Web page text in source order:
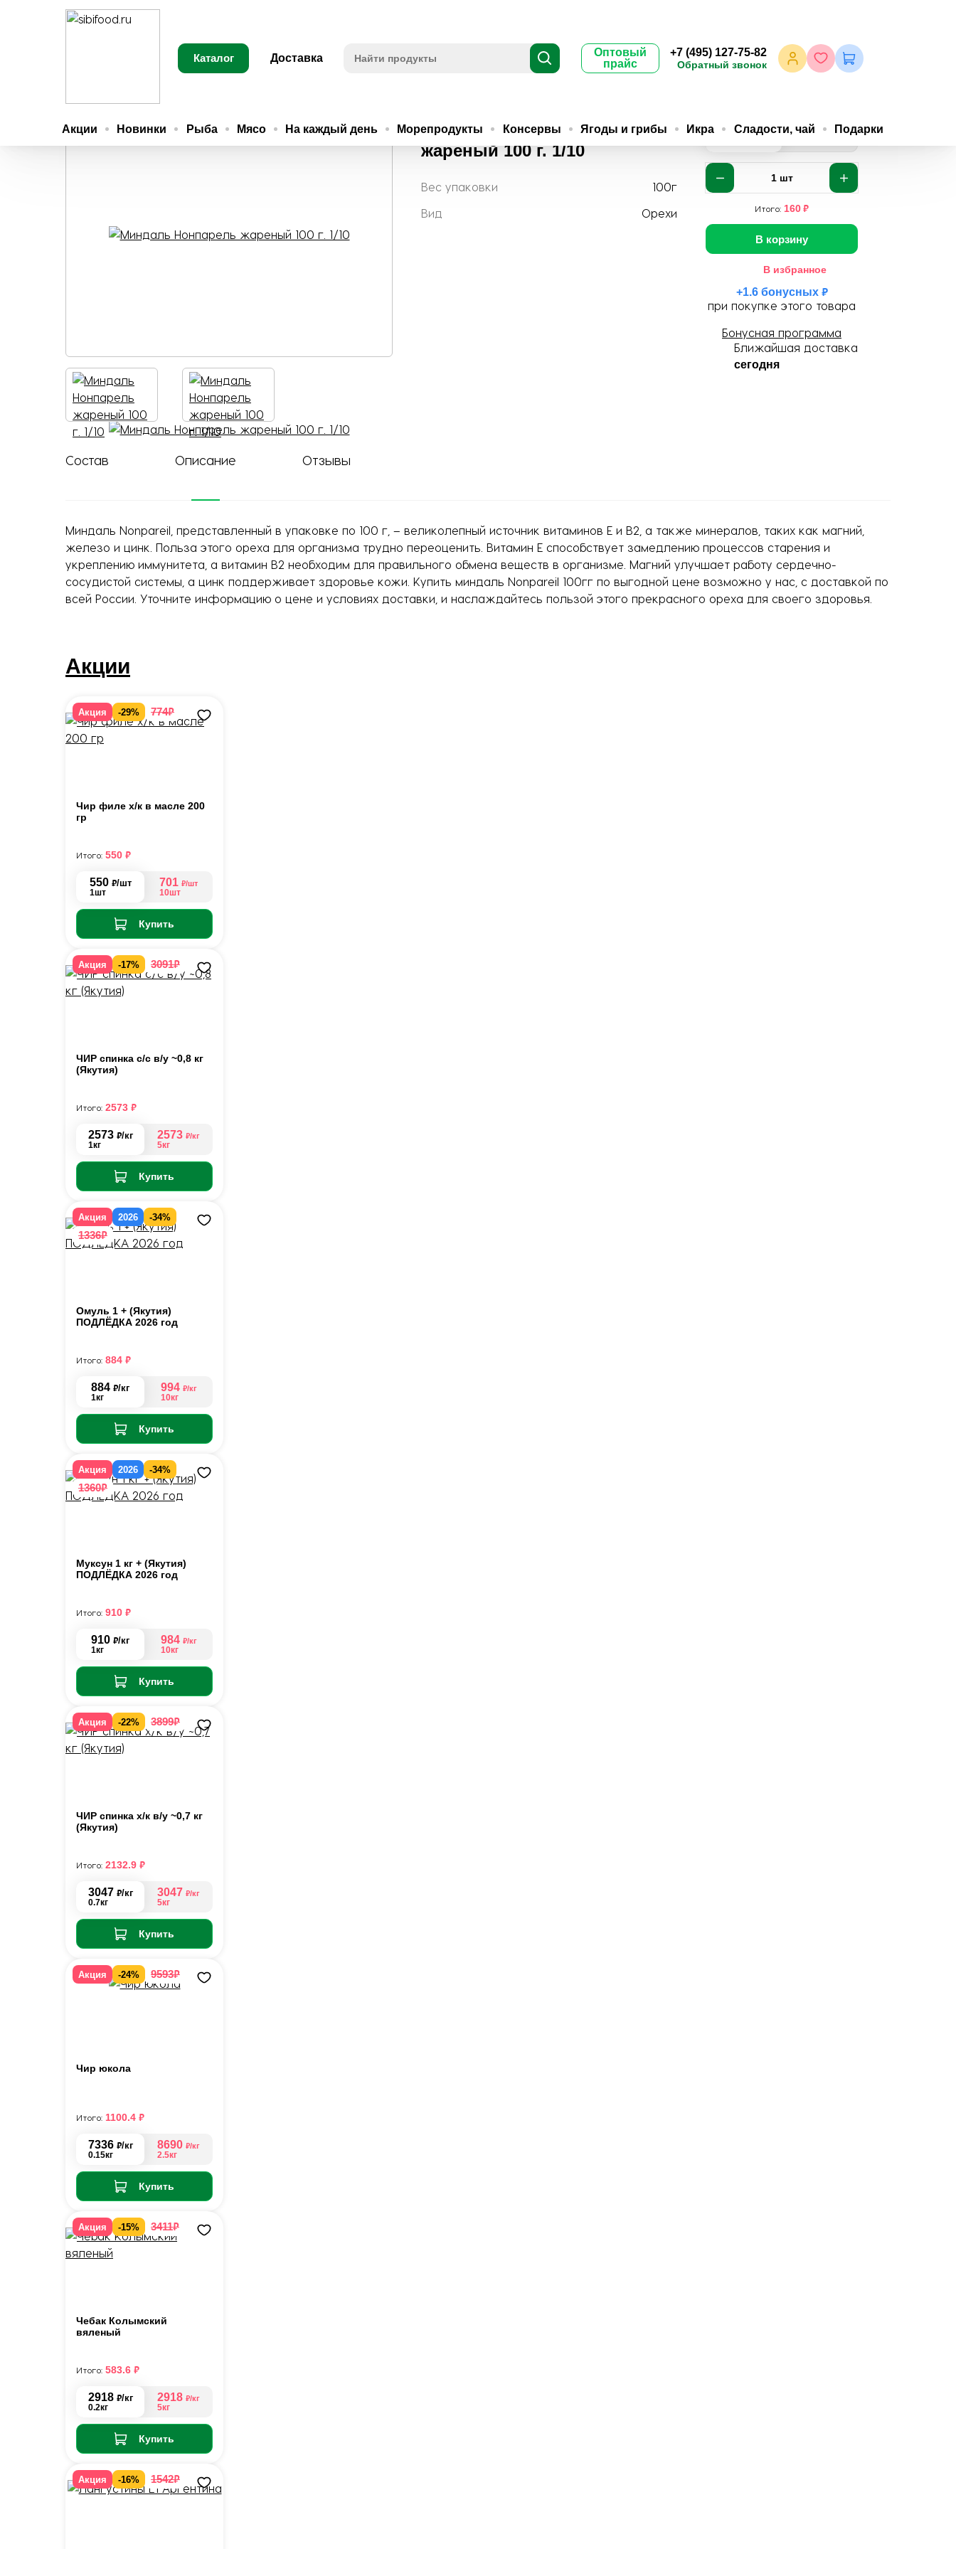
Каталог Доставка
Оптовый
прайс
+7 (495) 127-75-82
Обратный звонок
Акции Новинки Рыба Мясо На каждый день Морепродукты Консервы Ягоды и грибы Икра Сладости, чай Подарки
Миндаль Нонпарель
жареный 100 г. 1/10
Вес упаковки
100г
Вид
Орехи
160₽/шт 152 ₽ /шт
1шт
Итого: 160₽
В корзину
В избранное
+1.6бонусных ₽
при покупке этого товара
Бонусная программа
Ближайшая доставка
сегодня
Состав Описание Отзывы
Миндаль Nonpareil, представленный в упаковке по 100 г, – великолепный источник витаминов E и В2, а также минералов, таких как магний,
железо и цинк. Польза этого ореха для организма трудно переоценить. Витамин Е способствует замедлению процессов старения и
укреплению иммунитета, а витамин В2 необходим для правильного обмена веществ в организме. Магний улучшает работу сердечно-
сосудистой системы, а цинк поддерживает здоровье кожи. Купить миндаль Nonpareil 100гг по выгодной цене возможно у нас, с доставкой по
всей России. Уточните информацию о цене и условиях доставки, и наслаждайтесь пользой этого прекрасного ореха для своего здоровья.
Акции
Акция -29% 774₽
Чир филе х/к в масле 200
гр
550 ₽/шт
1шт
701 ₽/шт
10шт
Купить
Итого: 550 ₽
Акция -17% 3091₽
ЧИР спинка с/с в/у ~0,8 кг
(Якутия)
2573 ₽/кг
1кг
2573 ₽/кг
5кг
Купить
Итого: 2573 ₽
Акция 2026 -34%
1336₽
Омуль 1 + (Якутия)
ПОДЛЁДКА 2026 год
884 ₽/кг
1кг
994 ₽/кг
10кг
Купить
Итого: 884 ₽
Акция 2026 -34%
1360₽
Муксун 1 кг + (Якутия)
ПОДЛЁДКА 2026 год
910 ₽/кг
1кг
984 ₽/кг
10кг
Купить
Итого: 910 ₽
Акция -22% 3899₽
ЧИР спинка х/к в/у ~0,7 кг
(Якутия)
3047 ₽/кг
0.7кг
3047 ₽/кг
5кг
Купить
Итого: 2132.9 ₽
Акция -24% 9593₽
Чир юкола
7336 ₽/кг
0.15кг
8690 ₽/кг
2.5кг
Купить
Итого: 1100.4 ₽
Акция -15% 3411₽
Чебак Колымский
вяленый
2918 ₽/кг
0.2кг
2918 ₽/кг
5кг
Купить
Итого: 583.6 ₽
Акция -16% 1542₽